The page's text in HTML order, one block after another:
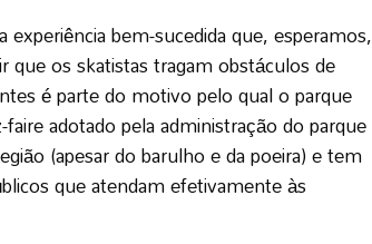
bem-sucedida que, esperamos,
os skatistas tragam obstáculos de
é parte do motivo pelo qual o parque
adotado pela administração do parque
(apesar do barulho e da poeira) e tem
que atendam efetivamente às